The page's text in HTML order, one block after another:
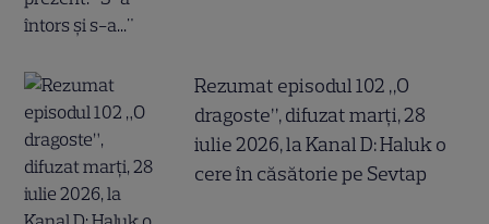
Rezumat episodul 102 „O
dragoste”, difuzat marți, 28
iulie 2026, la Kanal D: Haluk o
cere în căsătorie pe Sevtap